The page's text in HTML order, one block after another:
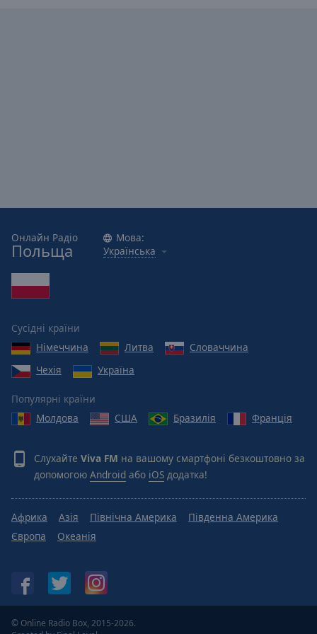
Font
Family
Done
Close
Dialog
dialog
Онлайн Радіо
Польща
Мова:
Українська
Сусідні країни
Німеччина
Литва
Словаччина
Чехія
Україна
Популярні країни
Молдова
США Бразилія Франція
Слухайте Viva FM на вашому смартфоні безкоштовно за
допомогою Android або iOS додатка!
Африка Азія Північна Америка
Південна Америка
Європа
Океанія
© Online Radio Box, 2015-2026.